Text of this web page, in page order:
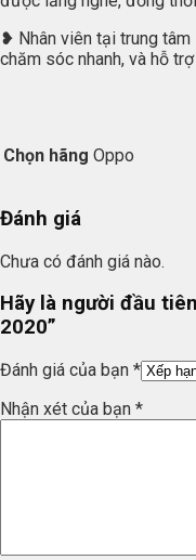
❥ Nhân viên tại trung tâm
chăm sóc nhanh, và hỗ
Chọn hãng Oppo
Đánh giá
Chưa có đánh giá nào.
Hãy là người đầu
2020”
Đánh giá của bạn *
Nhận xét của bạn *